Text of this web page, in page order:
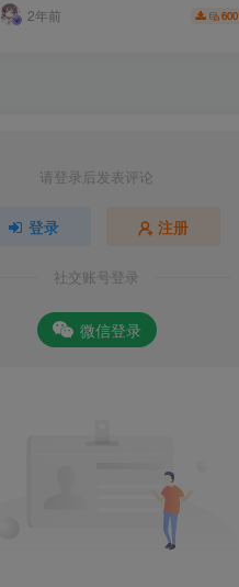
+剧情活动+视频搭建及其他修改资料
2年前 600
请登录后发表评论
登录 注册
社交账号登录
微信登录